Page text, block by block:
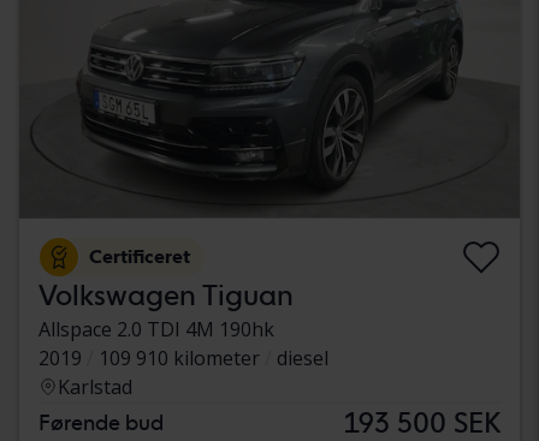
Certificeret
Volkswagen Tiguan
Allspace 2.0 TDI 4M 190hk
2019
109 910 kilometer
diesel
Karlstad
Førende bud 193 500 SEK